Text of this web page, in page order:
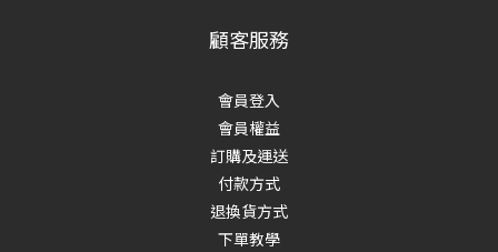
顧客服務
會員登入
會員權益
訂購及運送
付款方式
退換貨方式
下單教學